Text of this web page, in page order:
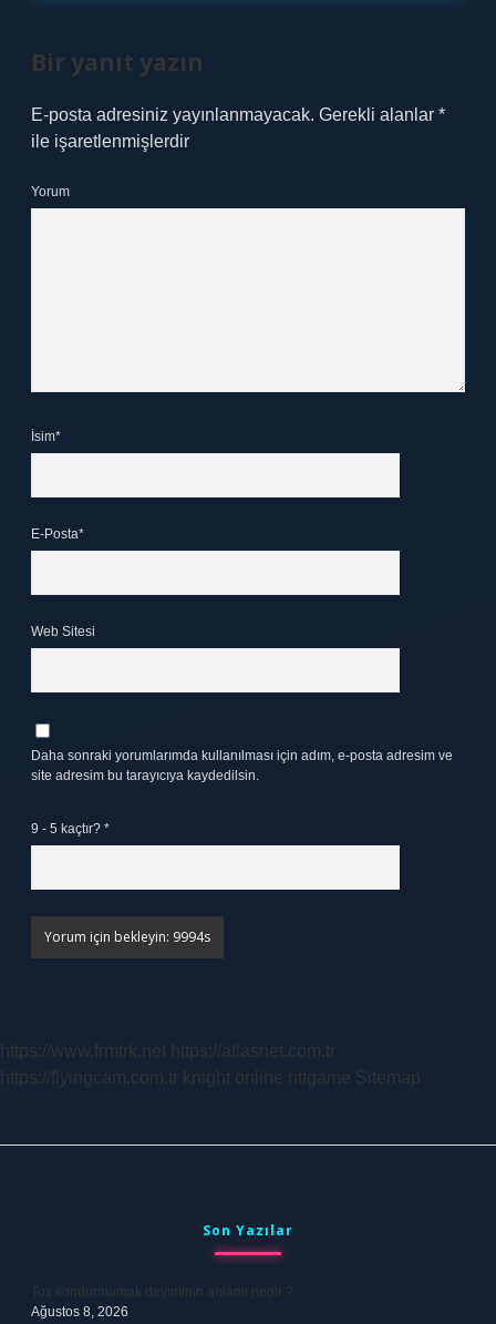
Bir yanıt yazın
E-posta adresiniz yayınlanmayacak. Gerekli alanlar *
ile işaretlenmişlerdir
Yorum
İsim*
E-Posta*
Web Sitesi
Daha sonraki yorumlarımda kullanılması için adım, e-posta adresim ve
site adresim bu tarayıcıya kaydedilsin.
9 - 5 kaçtır? *
https://www.frmtrk.net https://atlasnet.com.tr
https://flyingcam.com.tr knight online nttgame Sitemap
Son Yazılar
Toz kondurmamak deyiminin anlamı nedir ?
Ağustos 8, 2026